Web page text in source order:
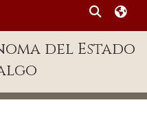
del Estado